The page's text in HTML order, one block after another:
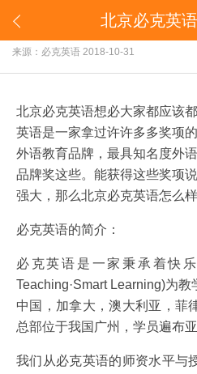
 北京必克英
北京必克英
来源：必克英语 2018-10-31
北京必克英语想必大家都应该
英语是一家拿过许许多多奖项
外语教育品牌，最具知名度外
品牌奖这些。能获得这些奖项
强大，那么北京必克英语怎么
必克英语的简介：
必克英语是一家秉承着快
Teaching·Smart Learning)为
中国，加拿大，澳大利亚，菲
总部位于我国广州，学员遍布
我们从必克英语的师资水平与